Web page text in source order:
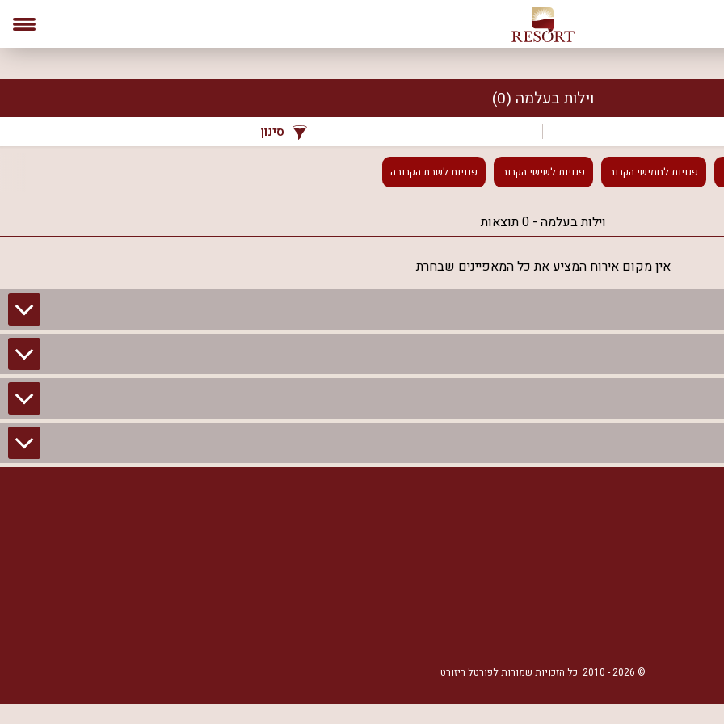
וילות בעלמה (0)
סינון
פנויותלחמישי הקרוב פנויותלשישי הקרוב פנויותלשבת הקרובה
וילות בעלמה - 0 תוצאות
אין מקום אירוח המציע את כל המאפיינים שבחרת
©
2026
- 2010 כל הזכויות שמורות לפורטל ריזורט